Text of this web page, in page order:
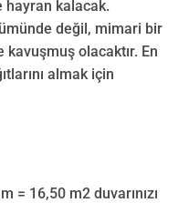
hayran kalacak.
değil, mimari bir
olacaktır. En
almak için
= 16,50 m2 duvarınızı